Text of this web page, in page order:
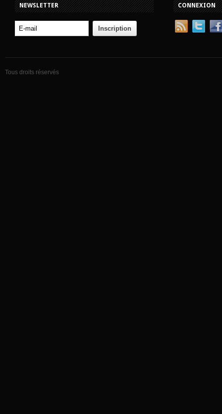
NEWSLETTER CONNEXION
Tous droits réservés